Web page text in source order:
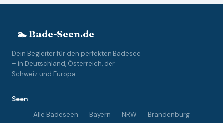
🏊 Bade-Seen.de
Dein Begleiter für den perfekten Badesee
– in Deutschland, Österreich, der
Schweiz und Europa.
Seen
Alle Badeseen
Bayern NRW
Brandenburg